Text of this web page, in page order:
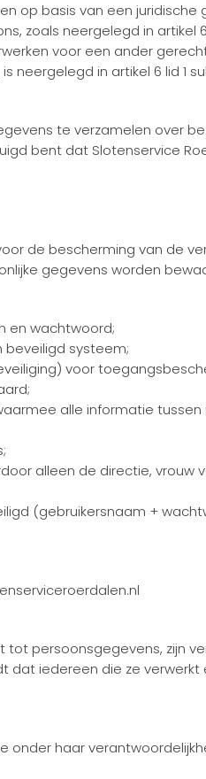
op basis van een juridische
zoals neergelegd in artikel
voor een ander
neergelegd in artikel 6 lid 1
te verzamelen over
bent dat Slotenservice
de bescherming van de
gegevens worden
en wachtwoord;
beveiligd systeem;
voor
alle informatie
alleen de directie, vrouw
(gebruikersnaam +
persoonsgegevens, zijn
dat iedereen die ze
onder haar